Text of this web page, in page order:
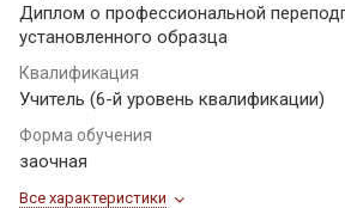
Диплом о профессиональной
установленного образца
Квалификация
Учитель (6-й уровень квалификации)
Форма обучения
заочная
Все характеристики